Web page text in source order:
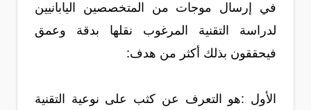
في إرسال موجات من المتخصصين اليابانيين
لدراسة التقنية المرغوب نقلها بدقة وعمق
فيحققون بذلك أكثر من هدف:
الأول :هو التعرف عن كثب على نوعية التقنية